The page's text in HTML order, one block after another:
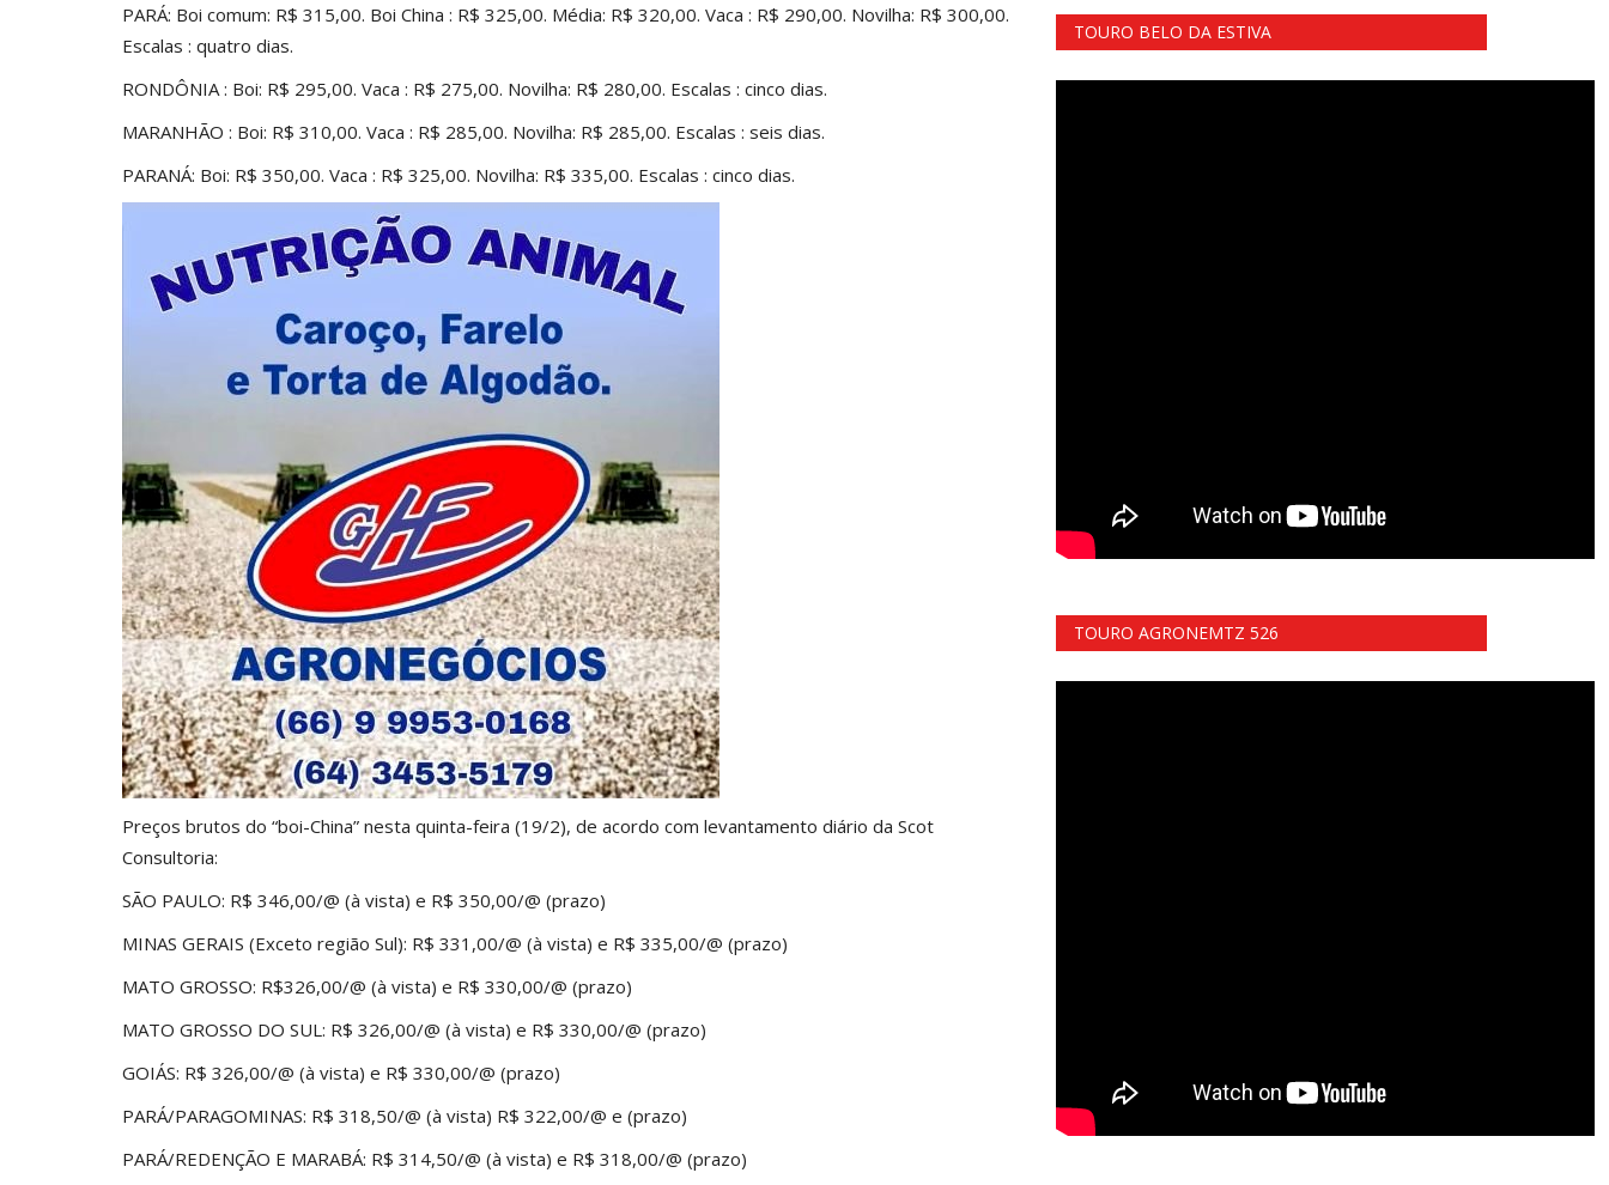
PARÁ: Boi comum: R$ 315,00. Boi China : R$ 325,00. Média: R$ 320,00. Vaca : R$ 290,00. Novilha: R$ 300,00.
Escalas : quatro dias.
RONDÔNIA : Boi: R$ 295,00. Vaca : R$ 275,00. Novilha: R$ 280,00. Escalas : cinco dias.
MARANHÃO : Boi: R$ 310,00. Vaca : R$ 285,00. Novilha: R$ 285,00. Escalas : seis dias.
PARANÁ: Boi: R$ 350,00. Vaca : R$ 325,00. Novilha: R$ 335,00. Escalas : cinco dias.
Preços brutos do “boi-China” nesta quinta-feira (19/2), de acordo com levantamento diário da Scot
Consultoria:
SÃO PAULO: R$ 346,00/@ (à vista) e R$ 350,00/@ (prazo)
MINAS GERAIS (Exceto região Sul): R$ 331,00/@ (à vista) e R$ 335,00/@ (prazo)
MATO GROSSO: R$326,00/@ (à vista) e R$ 330,00/@ (prazo)
MATO GROSSO DO SUL: R$ 326,00/@ (à vista) e R$ 330,00/@ (prazo)
GOIÁS: R$ 326,00/@ (à vista) e R$ 330,00/@ (prazo)
PARÁ/PARAGOMINAS: R$ 318,50/@ (à vista) R$ 322,00/@ e (prazo)
PARÁ/REDENÇÃO E MARABÁ: R$ 314,50/@ (à vista) e R$ 318,00/@ (prazo)
TOURO BELO DA ESTIVA
TOURO AGRONEMTZ 526